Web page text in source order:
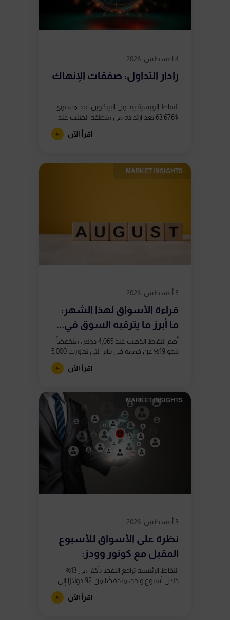
4 أغسطس، 2026
رادار التداول: صفقات الإنهاك
النقاط الرئيسية يتداول البيتكوين عند مستوى
$63,676 بعد ارتداده من منطقة الطلب عند
$62,800، إلا أن ظهور ثلاثة تباعدات هبوطية
اقرأ الآن
MARKET INSIGHTS​
3 أغسطس، 2026
قراءة الأسواق لهذا الشهر:
ما أبرز ما يترقبه السوق في...
أهم النقاط الذهب عند 4,065 دولار، منخفضاً
بنحو 19% عن قممه في يناير التي تجاوزت 5,000
دولار. تشكّل تباعدان صعوديان في مؤشر
اقرأ الآن
MARKET INSIGHTS​
3 أغسطس، 2026
نظرة على الأسواق للأسبوع
المقبل مع كونور وودز:
استمرار التقلبات...
النقاط الرئيسية تراجع النفط بأكثر من 13%
خلال أسبوع واحد، منخفضًا من 92 دولارًا إلى
ما دون 80 دولارًا، بعد تقارير تشير إلى اقتراب
اقرأ الآن